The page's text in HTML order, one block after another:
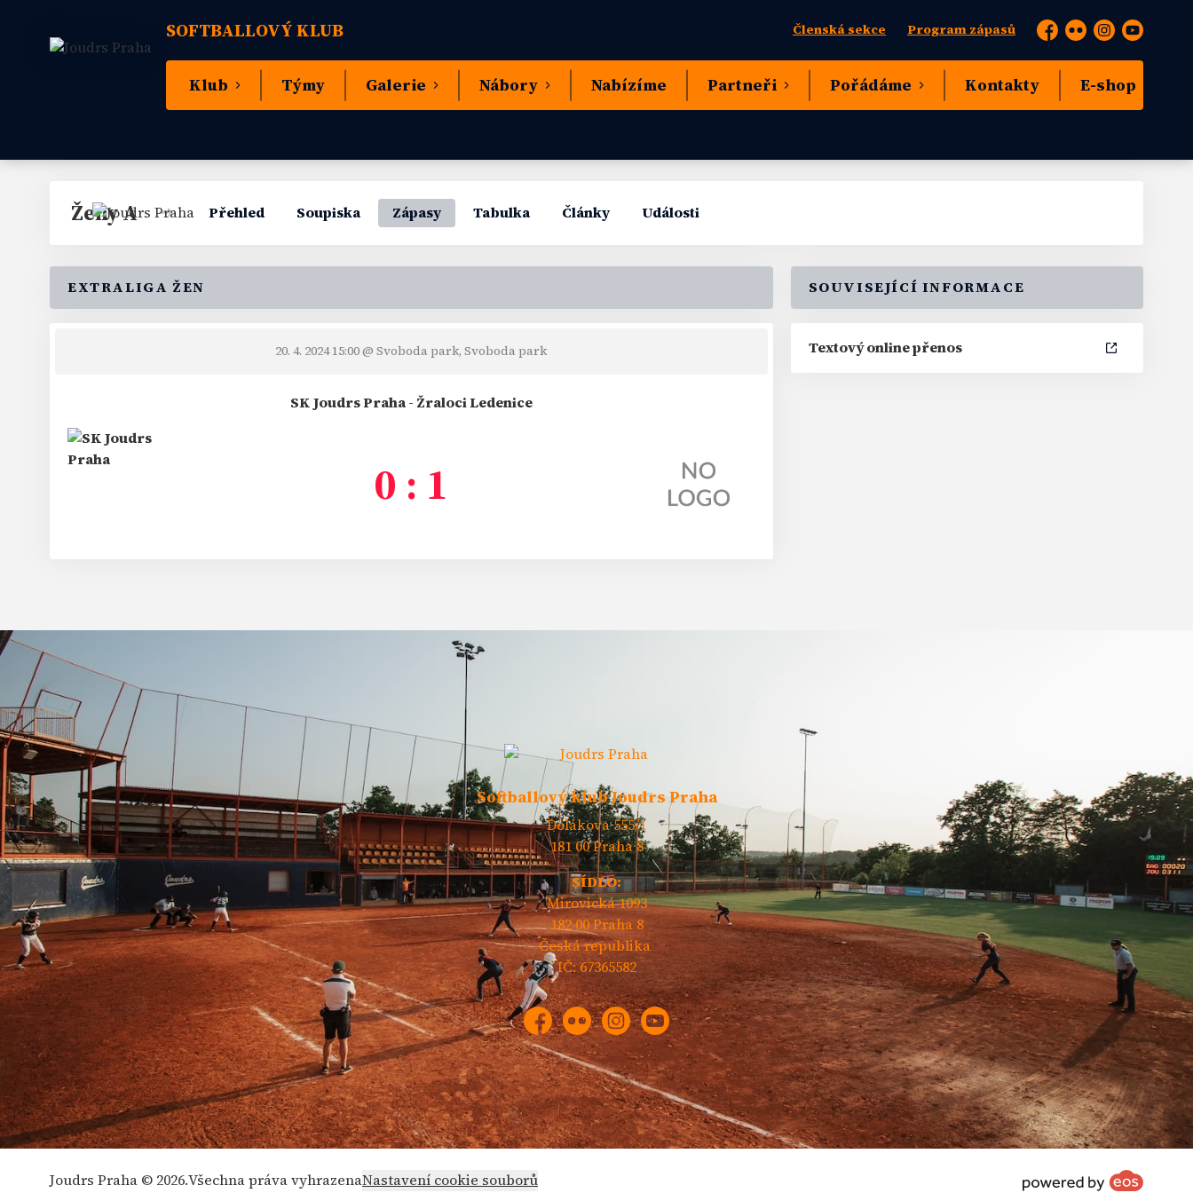
SOFTBALLOVÝ KLUB Členská sekce Program zápasů Facebook
FlickrInstagram
YouTube
Klub Týmy Galerie Nábory Nabízíme Partneři Pořádáme Kontakty E-shop
Ženy A Přehled Soupiska Zápasy Tabulka Články Události
EXTRALIGA ŽEN
20. 4. 2024 15:00@ Svoboda park, Svoboda park
SK Joudrs Praha - Žraloci Ledenice
0 : 1
SOUVISEJÍCÍ INFORMACE
Textový online přenos
Softballový klub Joudrs Praha
Dolákova 555/1
181 00 Praha 8
SÍDLO:
Mirovická 1093
182 00 Praha 8
Česká republika
IČ: 67365582
Facebook
FlickrInstagramYouTube
Joudrs Praha © 2026.Všechna práva vyhrazenaNastavení cookie souborů